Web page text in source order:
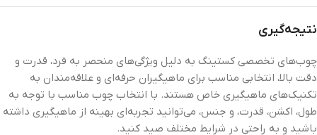
نتیجه‌گیری
چوب‌های تخصصی کستینگ به دلیل ویژگی‌های منحصر به فرد، قدرت و
دقت بالا، انتخابی مناسب برای ماهیگیران حرفه‌ای و علاقه‌مندان به
تکنیک‌های ماهیگیری خاص هستند. با انتخاب چوب مناسب با توجه به
طول، اکشن، قدرت، و جنس، می‌توانید تجربه‌ای بهینه از ماهیگیری داشته
باشید و به راحتی در شرایط مختلف صید کنید.